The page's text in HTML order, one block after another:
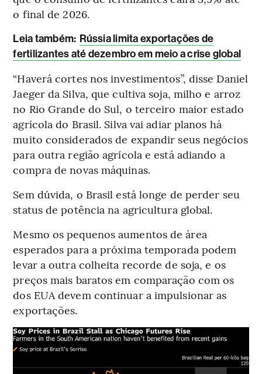
o final de 2026.
Leia também: Rússia limita exportações de
fertilizantes até dezembro em meio a crise global
“Haverá cortes nos investimentos”, disse Daniel
Jaeger da Silva, que cultiva soja, milho e arroz
no Rio Grande do Sul, o terceiro maior estado
agrícola do Brasil. Silva vai adiar planos há
muito considerados de expandir seus negócios
para outra região agrícola e está adiando a
compra de novas máquinas.
Sem dúvida, o Brasil está longe de perder seu
status de potência na agricultura global.
Mesmo os pequenos aumentos de área
esperados para a próxima temporada podem
levar a outra colheita recorde de soja, e os
preços mais baratos em comparação com os
dos EUA devem continuar a impulsionar as
exportações.